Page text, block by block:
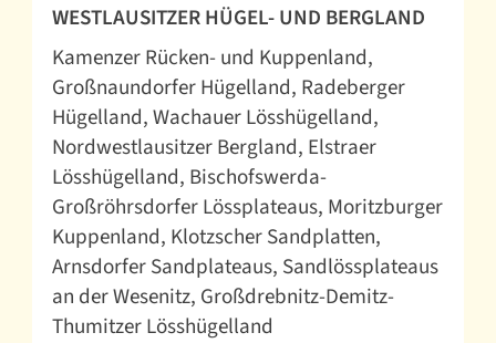
WESTLAUSITZER HÜGEL- UND BERGLAND
Kamenzer Rücken- und Kuppenland
Großnaundorfer Hügelland Radeberger
Hügelland Wachauer Lösshügelland
Nordwestlausitzer Bergland Elstraer
Lösshügelland Bischofswerda-
Großröhrsdorfer Lössplateaus Moritzburger
Kuppenland Klotzscher Sandplatten
Arnsdorfer Sandplateaus Sandlössplateaus
an der Wesenitz Großdrebnitz-Demitz-
Thumitzer Lösshügelland